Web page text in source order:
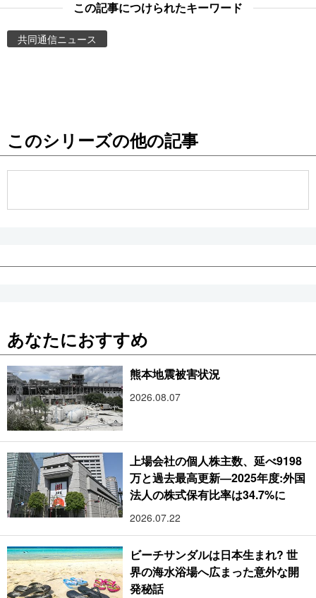
Images
People
公式SNS
この記事につけられたキーワード
共同通信ニュース
このシリーズの他の記事
あなたにおすすめ
熊本地震被害状況
2026.08.07
上場会社の個人株主数、延べ9198
万と過去最高更新―2025年度:外国
法人の株式保有比率は34.7%に
2026.07.22
ビーチサンダルは日本生まれ? 世
界の海水浴場へ広まった意外な開
発秘話